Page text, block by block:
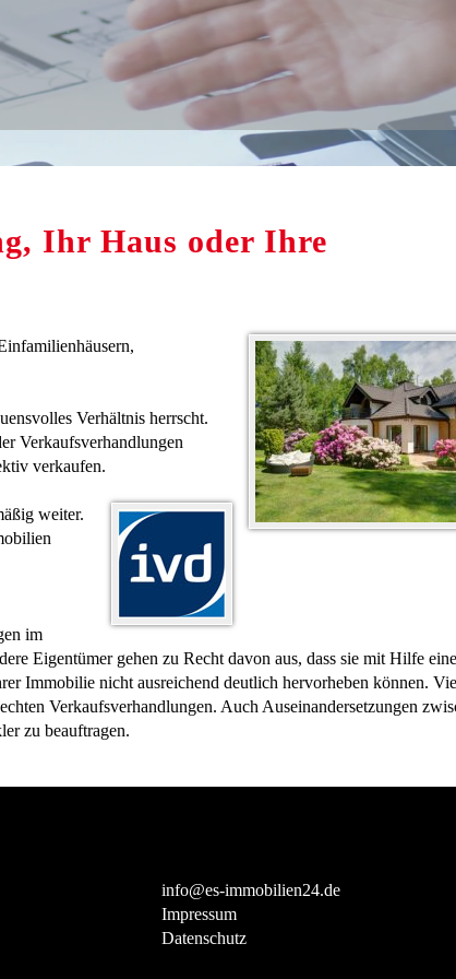
Ihr Haus oder Ihre
Verhältnis herrscht.
Verkaufsverhandlungen
verkaufen.
weiter.
im
Eigentümer gehen zu Recht davon aus, dass sie mit Hilfe
Immobilie nicht ausreichend deutlich hervorheben können.
Verkaufsverhandlungen. Auch Auseinandersetzungen
zu beauftragen.
info@es-immobilien24.de
Impressum
Datenschutz